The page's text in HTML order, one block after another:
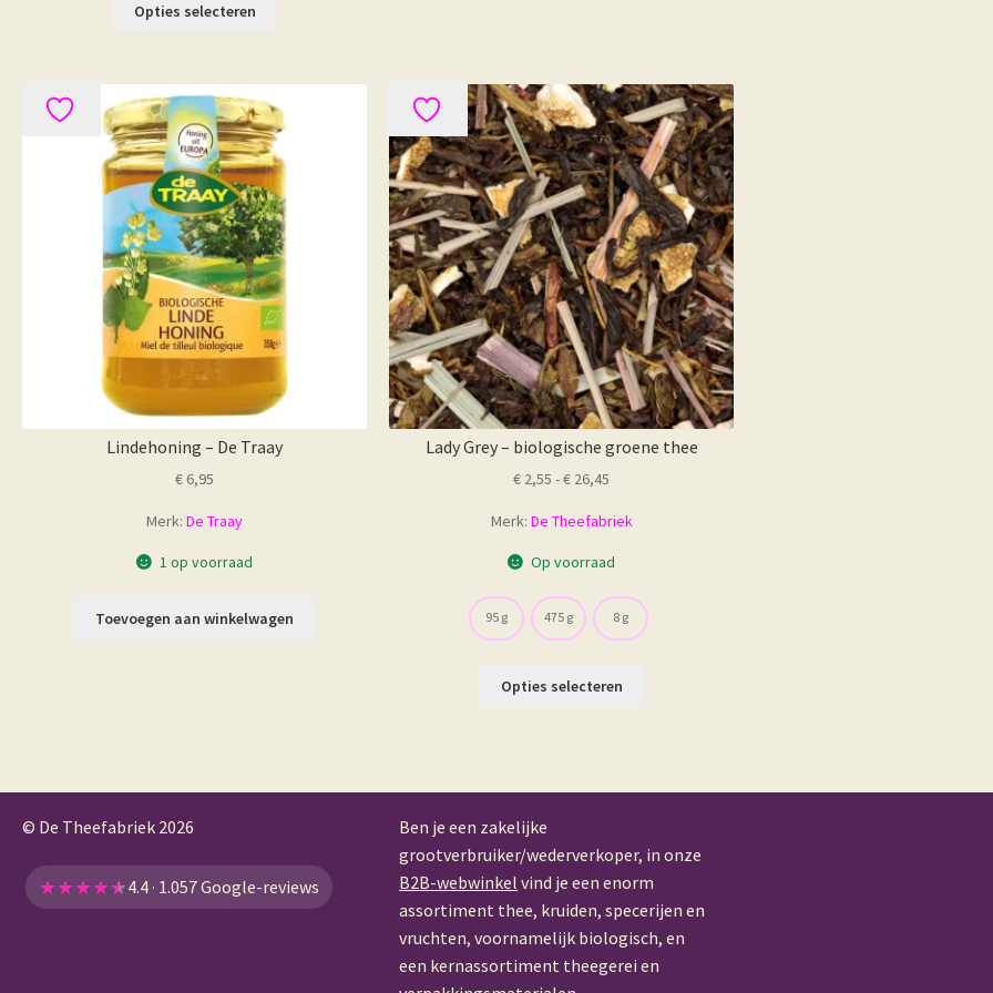
Opties selecteren
Deze
optie
kan
gekozen
worden
op
de
productpagina
Lindehoning – De Traay
€ 6,95
Merk: De Traay
1 op voorraad
Toevoegen aan winkelwagen
Lady Grey – biologische groene thee
€ 2,55 -€ 26,45
tot
Merk: De Theefabriek
Op voorraad
95 g 475 g 8 g
Opties selecteren
Deze
kan
worden
op
de
productpagina
© De Theefabriek 2026
★★★★★4.4 · 1.057 Google-reviews
Ben je een zakelijke
grootverbruiker/wederverkoper, in onze
B2B-webwinkel vind je een enorm
assortiment thee, kruiden, specerijen en
vruchten, voornamelijk biologisch, en
een kernassortiment theegerei en